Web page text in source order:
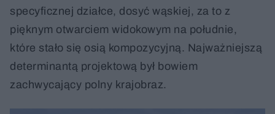
specyficznej działce, dosyć wąskiej, za to z
pięknym otwarciem widokowym na południe,
które stało się osią kompozycyjną. Najważniejszą
determinantą projektową był bowiem
zachwycający polny krajobraz.